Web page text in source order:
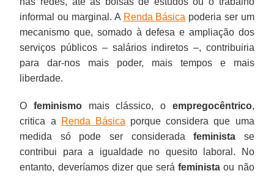
informal ou marginal. A Renda Básica poderia ser um
mecanismo que, somado à defesa e ampliação dos
serviços públicos – salários indiretos –, contribuiria
para dar-nos mais poder, mais tempos e mais
liberdade.
Ofeminismo mais clássico, o empregocêntrico,
critica a
Renda Básica porque considera que uma
medida só pode ser consideradafeminista se
contribui para a igualdade no quesito laboral. No
entanto, deveríamos dizer que seráfeminista ou não